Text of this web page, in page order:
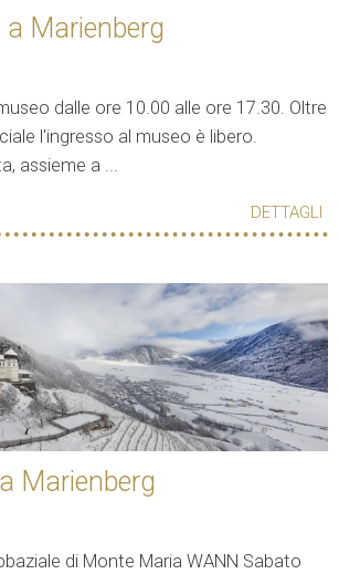
a Marienberg
dalle ore 10.00 alle ore 17.30. Oltre
l'ingresso al museo è libero.
assieme a ...
DETTAGLI
Marienberg
di Monte Maria WANN Sabato